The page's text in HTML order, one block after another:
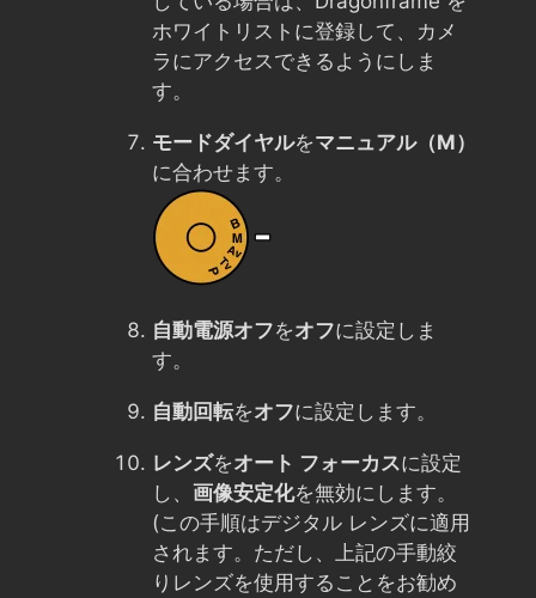
ホワイトリストに登録して、カメ
ラにアクセスできるようにしま
す。
モードダイヤルをマニュアル（M）
に合わせます。
自動電源オフをオフに設定しま
す。
自動回転をオフに設定します。
レンズをオート フォーカスに設定
し、 画像安定化を無効にします。
(この手順はデジタル レンズに適用
されます。ただし、上記の手動絞
りレンズを使用することをお勧め